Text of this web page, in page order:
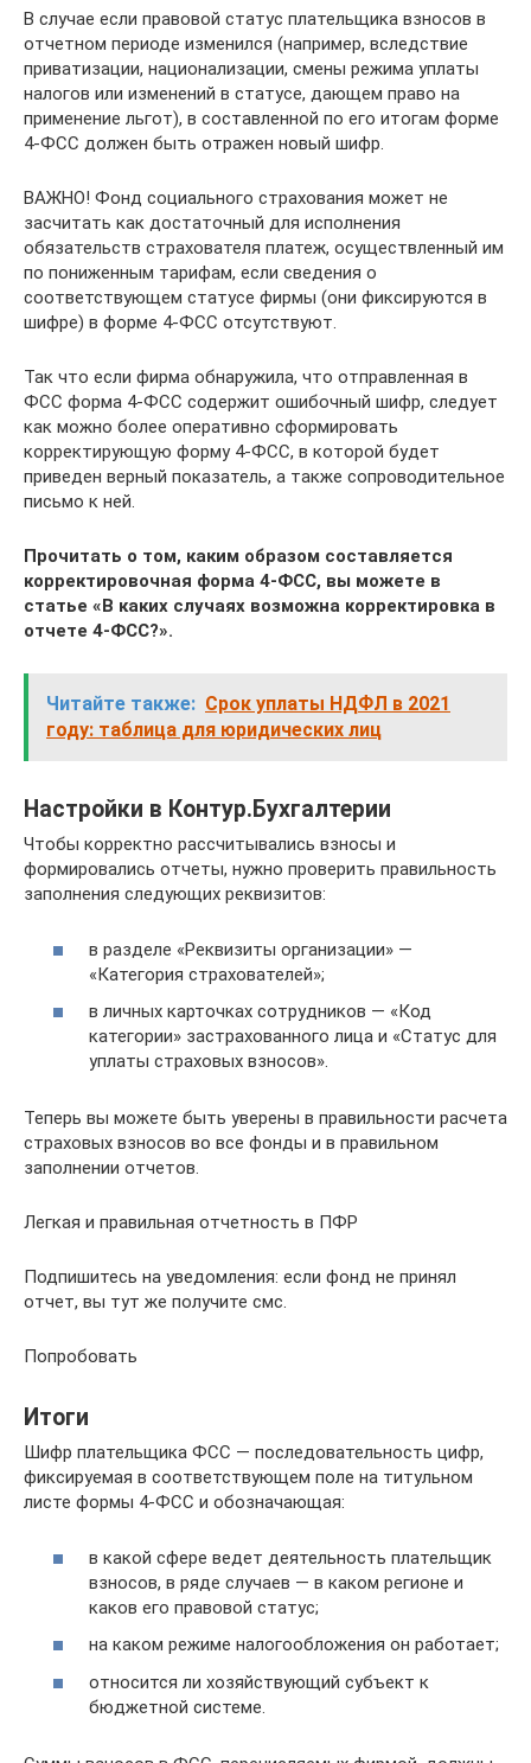
В случае если правовой статус плательщика взносов в
отчетном периоде изменился (например, вследствие
приватизации, национализации, смены режима уплаты
налогов или изменений в статусе, дающем право на
применение льгот), в составленной по его итогам форме
4-ФСС должен быть отражен новый шифр.
ВАЖНО! Фонд социального страхования может не
засчитать как достаточный для исполнения
обязательств страхователя платеж, осуществленный им
по пониженным тарифам, если сведения о
соответствующем статусе фирмы (они фиксируются в
шифре) в форме 4-ФСС отсутствуют.
Так что если фирма обнаружила, что отправленная в
ФСС форма 4-ФСС содержит ошибочный шифр, следует
как можно более оперативно сформировать
корректирующую форму 4-ФСС, в которой будет
приведен верный показатель, а также сопроводительное
письмо к ней.
Прочитать о том, каким образом составляется
корректировочная форма 4-ФСС, вы можете в
статье «В каких случаях возможна корректировка в
отчете 4-ФСС?».
Читайте также: Срок уплаты НДФЛ в 2021
году: таблица для юридических лиц
Настройки в Контур.Бухгалтерии
Чтобы корректно рассчитывались взносы и
формировались отчеты, нужно проверить правильность
заполнения следующих реквизитов:
в разделе «Реквизиты организации» —
«Категория страхователей»;
в личных карточках сотрудников — «Код
категории» застрахованного лица и «Статус для
уплаты страховых взносов».
Теперь вы можете быть уверены в правильности расчета
страховых взносов во все фонды и в правильном
заполнении отчетов.
Легкая и правильная отчетность в ПФР
Подпишитесь на уведомления: если фонд не принял
отчет, вы тут же получите смс.
Попробовать
Итоги
Шифр плательщика ФСС — последовательность цифр,
фиксируемая в соответствующем поле на титульном
листе формы 4-ФСС и обозначающая:
в какой сфере ведет деятельность плательщик
взносов, в ряде случаев — в каком регионе и
каков его правовой статус;
на каком режиме налогообложения он работает;
относится ли хозяйствующий субъект к
бюджетной системе.